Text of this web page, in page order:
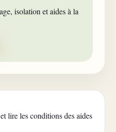
isolation et aides à la
lire les conditions des aides